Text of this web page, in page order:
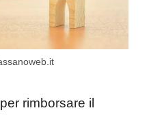
rimborsare il